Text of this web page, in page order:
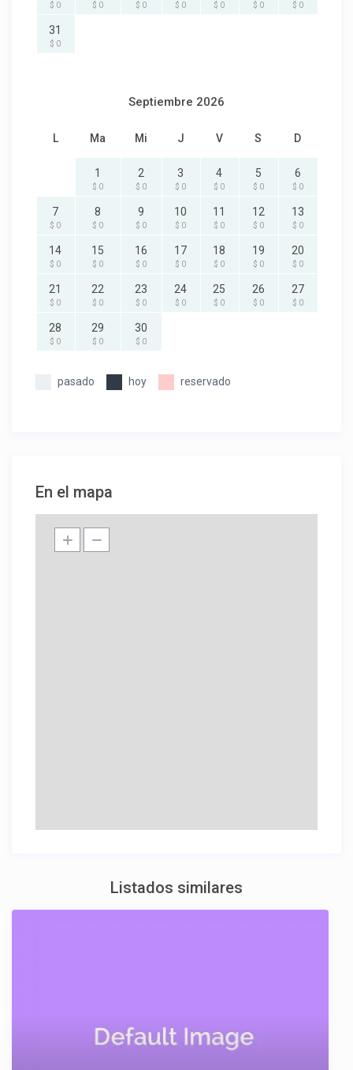
$ 0 $ 0 $ 0 $ 0 $ 0 $ 0 $ 0
31
$ 0
Septiembre 2026
L Ma Mi J V S D
1
$ 0
2
$ 0
3
$ 0
4
$ 0
5
$ 0
6
$ 0
7
$ 0
8
$ 0
9
$ 0
10
$ 0
11
$ 0
12
$ 0
13
$ 0
14
$ 0
15
$ 0
16
$ 0
17
$ 0
18
$ 0
19
$ 0
20
$ 0
21
$ 0
22
$ 0
23
$ 0
24
$ 0
25
$ 0
26
$ 0
27
$ 0
28
$ 0
29
$ 0
30
$ 0
pasado hoy reservado
En el mapa
Listados similares